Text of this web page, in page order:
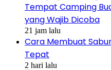
Tempat Camping
yang Wajib Dicoba
21 jam lalu
Cara Membuat
Tepat
2 hari lalu